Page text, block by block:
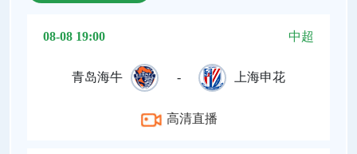
08-08 19:00 中超
青岛海牛 - 上海申花
高清直播